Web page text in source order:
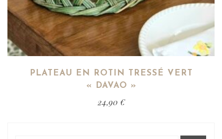
PLATEAU EN ROTIN TRESSÉ VERT
« DAVAO »
24,90 €